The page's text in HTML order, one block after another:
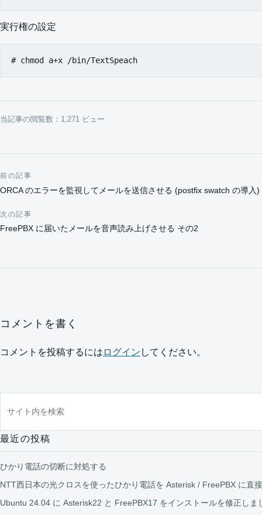
実行権の設定
当記事の閲覧数：1,271 ビュー
投稿ナビゲーション
前の記事
ORCA のエラーを監視してメールを送信させる (postfix swatch の導入)
次の記事
FreePBX に届いたメールを音声読み上げさせる その2
コメントを書く
コメントを投稿するには ログイン してください。
最近の投稿
ひかり電話の切断に対処する
NTT西日本の光クロスを使ったひかり電話を Asterisk / FreePBX に直
Ubuntu 24.04 に Asterisk22 と FreePBX17 をインストールを修正しま